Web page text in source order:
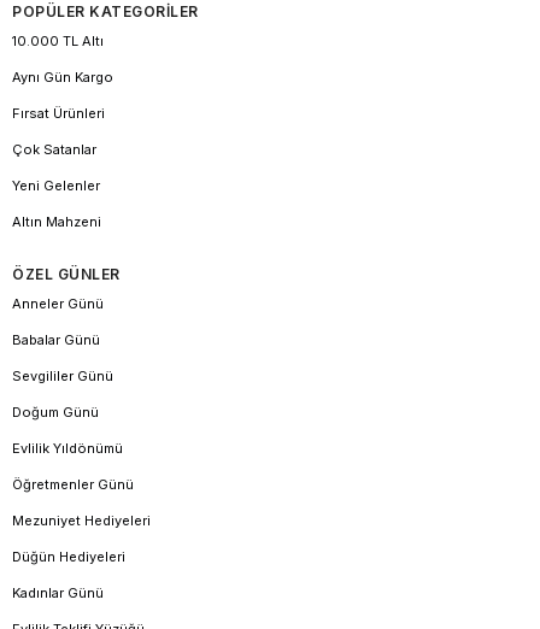
POPÜLER KATEGORİLER
10.000 TL Altı
Aynı Gün Kargo
Fırsat Ürünleri
Çok Satanlar
Yeni Gelenler
Altın Mahzeni
ÖZEL GÜNLER
Anneler Günü
Babalar Günü
Sevgililer Günü
Doğum Günü
Evlilik Yıldönümü
Öğretmenler Günü
Mezuniyet Hediyeleri
Düğün Hediyeleri
Kadınlar Günü